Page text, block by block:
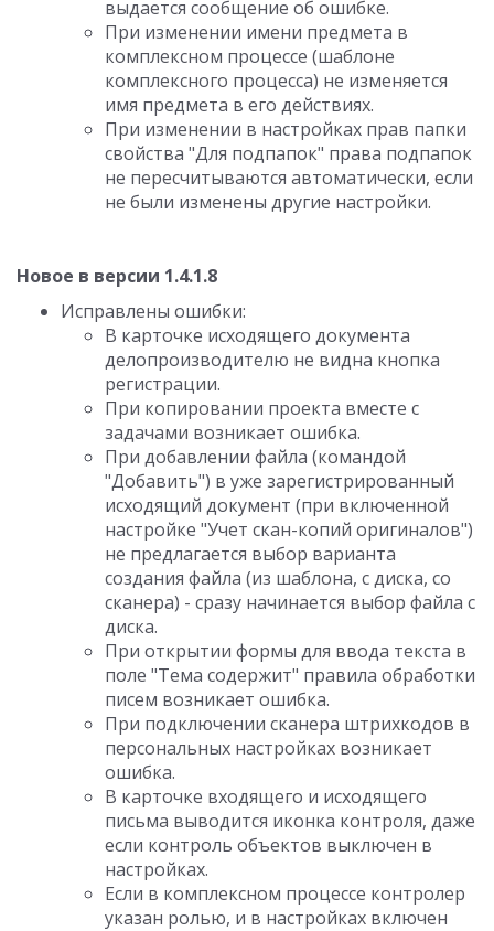
выдается сообщение об ошибке.
При изменении имени предмета в
комплексном процессе (шаблоне
комплексного процесса) не изменяется
имя предмета в его действиях.
При изменении в настройках прав папки
свойства "Для подпапок" права подпапок
не пересчитываются автоматически, если
не были изменены другие настройки.
Новое в версии 1.4.1.8
Исправлены ошибки:
В карточке исходящего документа
делопроизводителю не видна кнопка
регистрации.
При копировании проекта вместе с
задачами возникает ошибка.
При добавлении файла (командой
"Добавить") в уже зарегистрированный
исходящий документ (при включенной
настройке "Учет скан-копий оригиналов")
не предлагается выбор варианта
создания файла (из шаблона, с диска, со
сканера) - сразу начинается выбор файла с
диска.
При открытии формы для ввода текста в
поле "Тема содержит" правила обработки
писем возникает ошибка.
При подключении сканера штрихкодов в
персональных настройках возникает
ошибка.
В карточке входящего и исходящего
письма выводится иконка контроля, даже
если контроль объектов выключен в
настройках.
Если в комплексном процессе контролер
указан ролью, и в настройках включен